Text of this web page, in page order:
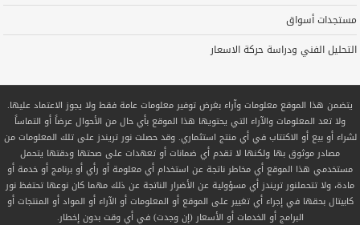
مستجدات أسواق
التحليل الفني ودراسة حركة الاسعار
يتضمن هذا الموقع معلومات وآراء بغرض توفير معلومات عامة فقط ولا يجوز الاعتماد عليها.
ولا تعد المعلومات والآراء التي يحتويها هذا الموقع بأي حال من الأحوال عرضاً أو التماساً
لشراء أو بيع أو الاكتتاب في أي منتج استثماري. وقد حصلت نور تريندز على تلك المعلومات من
مصادر موثوق بها ولكنها لا تقدم أي ضمانات أو تعهدات على صحتها ودقتها يتحمل
مستخدمي هذا الموقع أي مخاطر ناتجة عن استخدام أي معلومة أو رأي أو برنامج أو خدمة أو
مادة، ولا تتحملنور تريندز أي مسؤولية عن الأضرار الناتجة عن ذلك مهما كان نوعها تحتفظ نور
كابيتال بحقها في إجراء أي تغيير على الموقع أو المعلومات أو الآراء أو المواد أو المنتجات أو
البرامج أو الخدمات أو الأسعار (إن وجدت) في أي وقت بدون إخطار.